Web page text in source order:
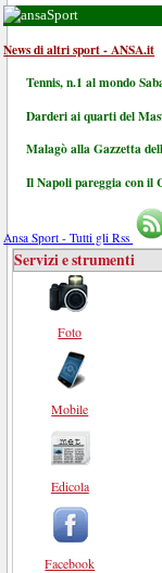
Sport
News di altri sport - ANSA.it
Tennis, n.1 al mondo
Darderi ai quarti del
Malagò alla Gazzetta
Il Napoli pareggia con il
Ansa Sport - Tutti gli Rss
Servizi e strumenti
Foto
Mobile
Edicola
Facebook